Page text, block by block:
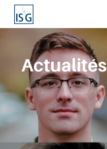
Actualités